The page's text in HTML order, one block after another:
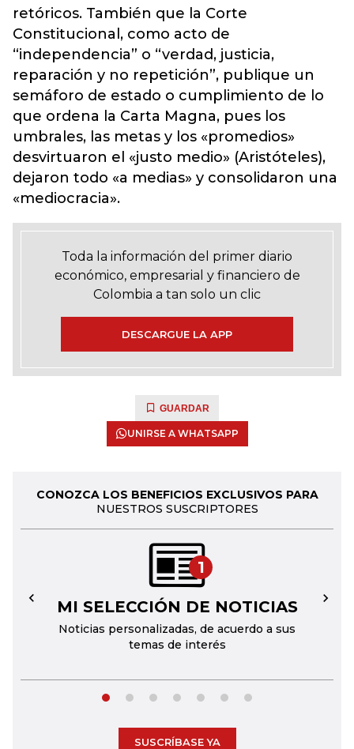
retóricos. También que la Corte
Constitucional, como acto de
“independencia” o “verdad, justicia,
reparación y no repetición”, publique un
semáforo de estado o cumplimiento de lo
que ordena la Carta Magna, pues los
umbrales, las metas y los «promedios»
desvirtuaron el «justo medio» (Aristóteles),
dejaron todo «a medias» y consolidaron una
«mediocracia».
Toda la información del primer diario
económico, empresarial y financiero de
Colombia a tan solo un clic
DESCARGUE LA APP
GUARDAR
UNIRSE A WHATSAPP
CONOZCA LOS BENEFICIOS EXCLUSIVOS PARA
NUESTROS SUSCRIPTORES
1
MI SELECCIÓN DE NOTICIAS
Noticias personalizadas, de acuerdo a sus
temas de interés
← →
SUSCRÍBASE YA